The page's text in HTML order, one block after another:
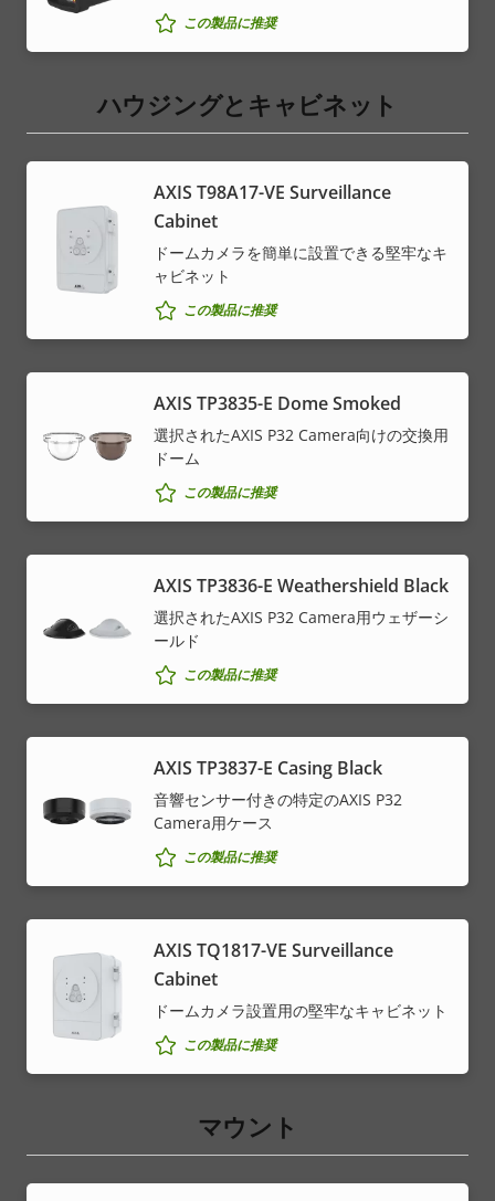
この製品に推奨
ハウジングとキャビネット
AXIS T98A17-VE Surveillance
Cabinet
ドームカメラを簡単に設置できる堅牢なキ
ャビネット
この製品に推奨
AXIS TP3835-E Dome Smoked
選択されたAXIS P32 Camera向けの交換用
ドーム
この製品に推奨
AXIS TP3836-E Weathershield Black
選択されたAXIS P32 Camera用ウェザーシ
ールド
この製品に推奨
AXIS TP3837-E Casing Black
音響センサー付きの特定のAXIS P32
Camera用ケース
この製品に推奨
AXIS TQ1817-VE Surveillance
Cabinet
ドームカメラ設置用の堅牢なキャビネット
この製品に推奨
マウント